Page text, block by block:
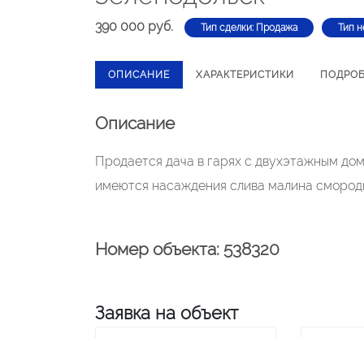
390 000 руб. Тип сделки: Продажа Тип
ОПИСАНИЕ ХАРАКТЕРИСТИКИ
Описание
Продается дача в гарях с двухэтажным
имеются насаждения слива малина
Номер объекта: 538320
Заявка на объект